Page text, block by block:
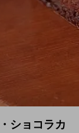
ショコラカ